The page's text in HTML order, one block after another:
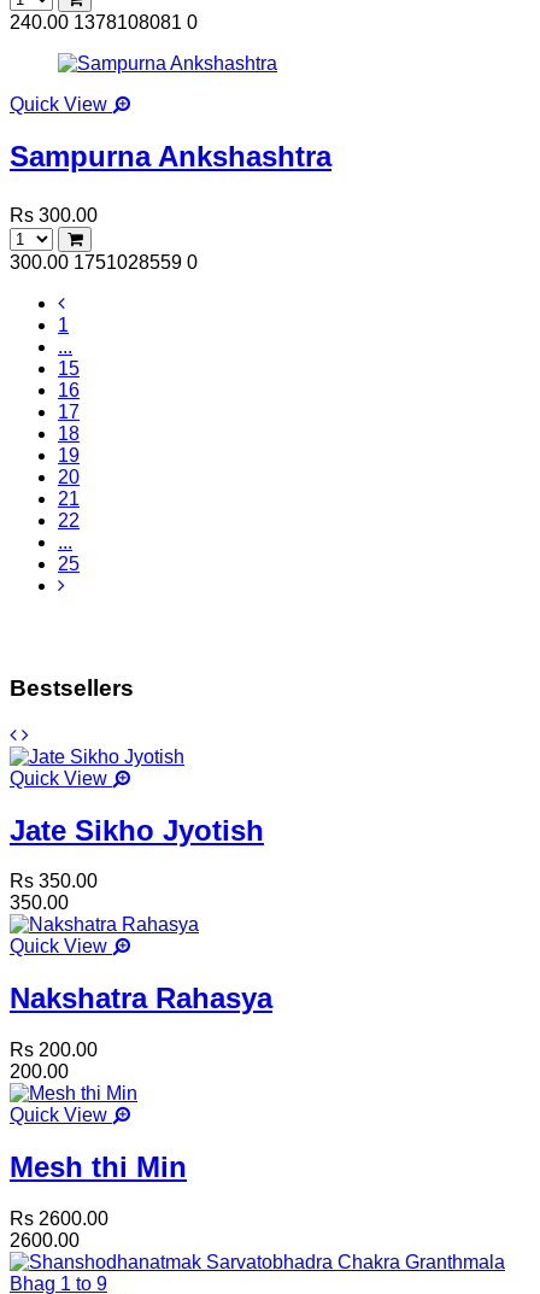
240.00 1378108081 0
Quick View
Sampurna Ankshashtra
Rs 300.00
300.00 1751028559 0
1
...
15
16
17
18
19
20
21
22
...
25
Bestsellers
Quick View
Jate Sikho Jyotish
Rs 350.00
350.00
Quick View
Nakshatra Rahasya
Rs 200.00
200.00
Quick View
Mesh thi Min
Rs 2600.00
2600.00